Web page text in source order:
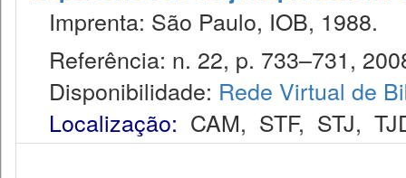
Imprenta: São Paulo, IOB, 1988.
Referência: n. 22, p. 733–731,
Disponibilidade: Rede Virtual de
Localização: CAM, STF, STJ,